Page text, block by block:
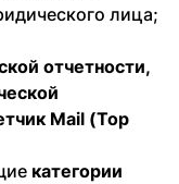
лица;
отчетности,
Mail (Top
категории